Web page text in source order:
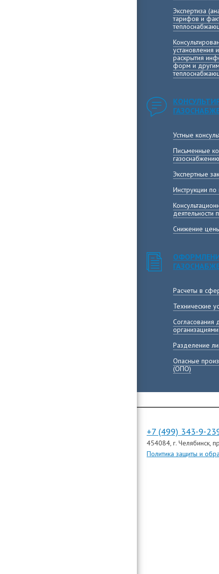
Экспертиза
тарифов и
установления
раскрытия
форм и
Устные
Письменные
газоснабжению
Экспертные
Инструкции
деятельности
Снижение
Расчеты в
Технические
Согласования
организациями
Разделение
Опасные
(ОПО)
+7 (499) 343-9-
454084, г. Челябинск,
Политика защиты и